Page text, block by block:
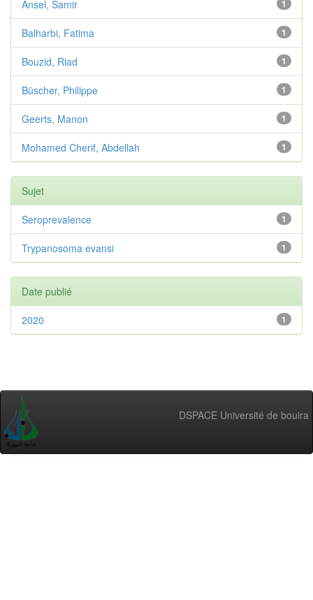
1
Ansel, Samir
1
Balharbi, Fatima
1
Bouzid, Riad
1
Büscher, Philippe
1
Geerts, Manon
1
Mohamed Cherif, Abdellah
Sujet
1
Seroprevalence
1
Trypanosoma evansi
Date publié
1
2020
DSPACE Université de bouira